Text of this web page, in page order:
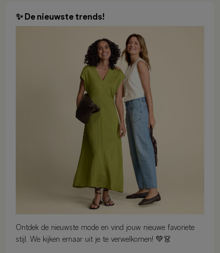
✨ De nieuwste trends!
Ontdek de nieuwste mode en vind jouw nieuwe favoriete
stijl. We kijken ernaar uit je te verwelkomen! 💚👗